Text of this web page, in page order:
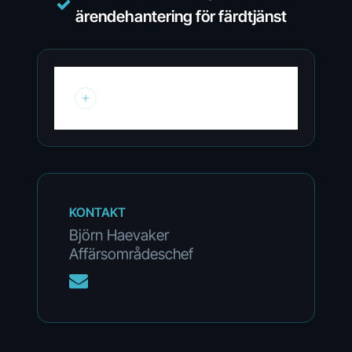
ärendehantering för färdtjänst
rörelsehindrade. Systemet har
erfarna handläggare och framtaget
KONTAKT
Björn Haevaker
Affärsområdeschef